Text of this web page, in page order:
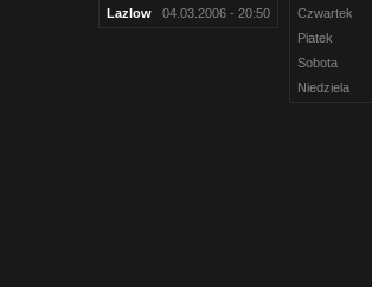
Lazlow 04.03.2006 - 20:50
Czwartek
Piatek
Sobota
Niedziela